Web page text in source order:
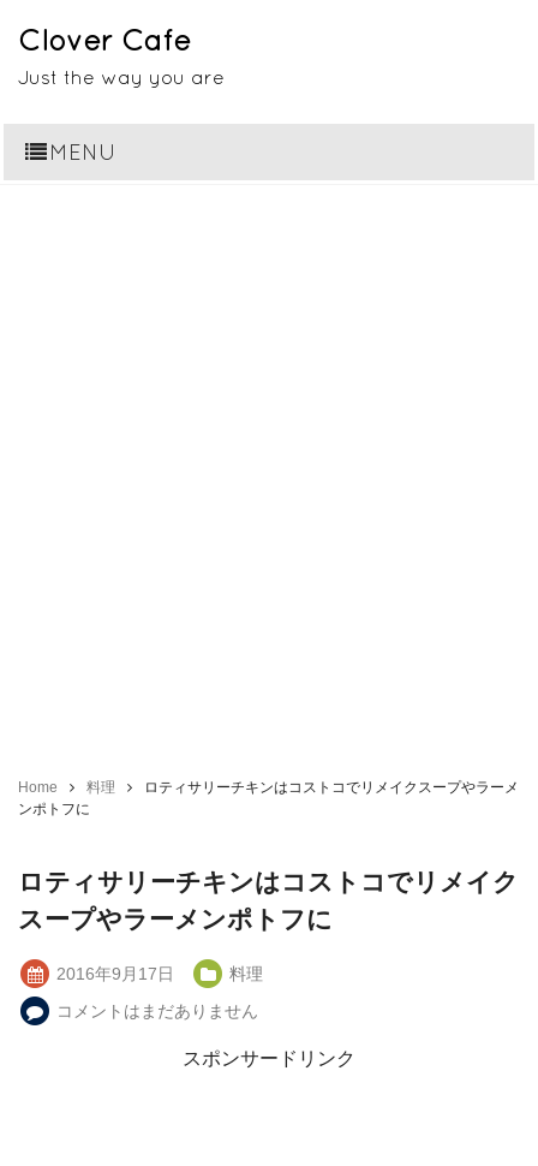
Clover Cafe
Just the way you are
MENU
Home 料理
ロティサリーチキンはコストコでリメイクスープやラーメ
ンポトフに
ロティサリーチキンはコストコでリメイク
スープやラーメンポトフに
2016年9月17日
料理
コメントはまだありません
スポンサードリンク